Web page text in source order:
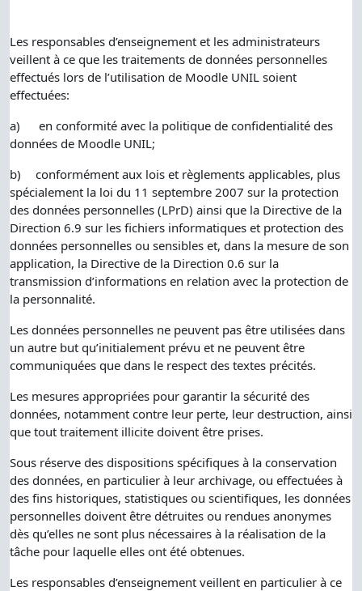
Les responsables d’enseignement et les administrateurs
veillent à ce que les traitements de données personnelles
effectués lors de l’utilisation de Moodle UNIL soient
effectuées:
a)
en conformité avec la politique de confidentialité des
données de Moodle UNIL;
b)
conformément aux lois et règlements applicables, plus
spécialement la loi du 11 septembre 2007 sur la protection
des données personnelles (LPrD) ainsi que la Directive de la
Direction 6.9 sur les fichiers informatiques et protection des
données personnelles ou sensibles et, dans la mesure de son
application, la Directive de la Direction 0.6 sur la
transmission d’informations en relation avec la protection de
la personnalité.
Les données personnelles ne peuvent pas être utilisées dans
un autre but qu’initialement prévu et ne peuvent être
communiquées que dans le respect des textes précités.
Les mesures appropriées pour garantir la sécurité des
données, notamment contre leur perte, leur destruction, ainsi
que tout traitement illicite doivent être prises.
Sous réserve des dispositions spécifiques à la conservation
des données, en particulier à leur archivage, ou effectuées à
des fins historiques, statistiques ou scientifiques, les données
personnelles doivent être détruites ou rendues anonymes
dès qu’elles ne sont plus nécessaires à la réalisation de la
tâche pour laquelle elles ont été obtenues.
Les responsables d’enseignement veillent en particulier à ce